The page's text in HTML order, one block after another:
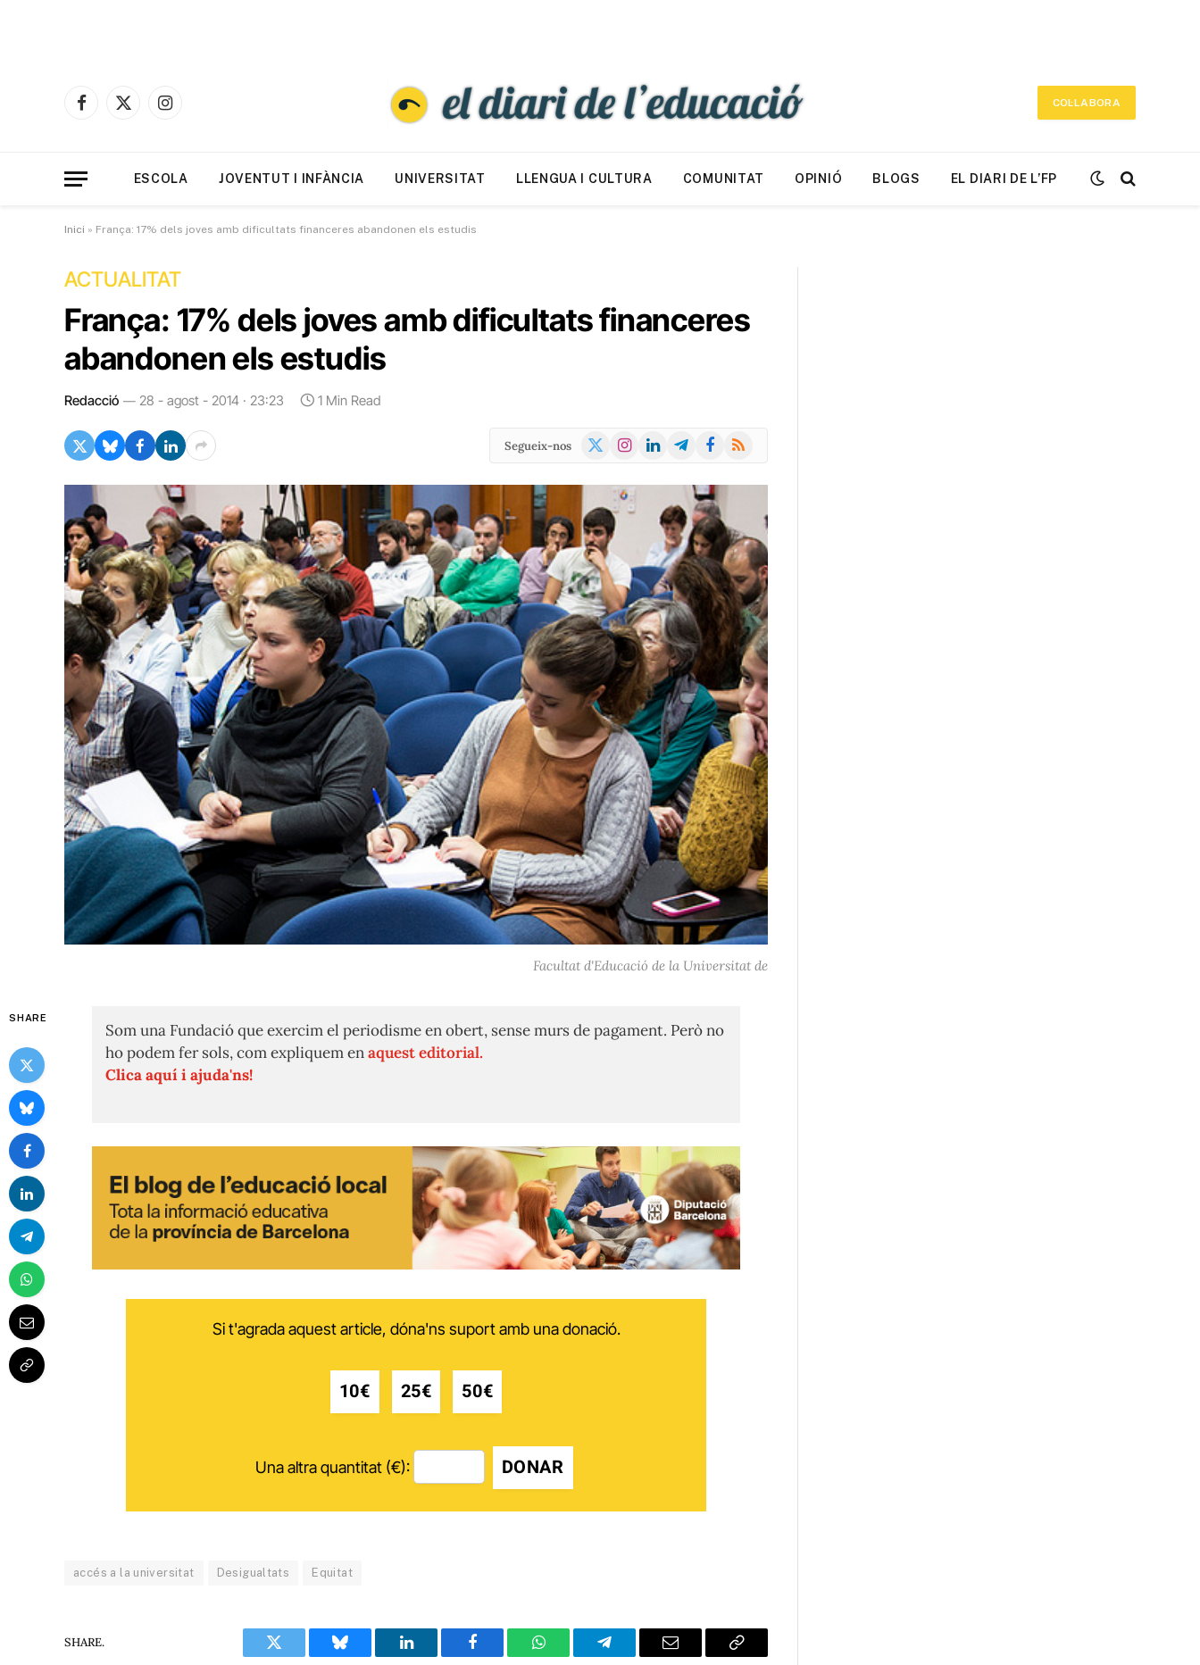
Facebook
X
Instagram
COL·LABORA
ESCOLA JOVENTUT I INFÀNCIA UNIVERSITAT LLENGUA I CULTURA COMUNITAT OPINIÓ BLOGS EL DIARI DE L’FP
Inici » França: 17% dels joves amb dificultats financeres abandonen els estudis
ACTUALITAT
França: 17% dels joves amb dificultats financeres
abandonen els estudis
Redacció 28 - agost - 2014 · 23:23 1 Min Read
Segueix-nos
X
Instagram
LinkedInTelegramFacebook
RSS
Facultat d'Educació de la Universitat de
SHARE
Som una Fundació que exercim el periodisme en obert, sense murs de pagament. Però no
ho podem fer sols, com expliquem enaquest editorial.
Clica aquí i ajuda'ns!
Si t'agrada aquest article, dóna'ns suport amb una donació.
10€ 25€ 50€
Una altra quantitat (€): DONAR
accés a la universitat Desigualtats Equitat
SHARE.
Twitter Bluesky LinkedIn Facebook WhatsAppTelegram Email
Copy